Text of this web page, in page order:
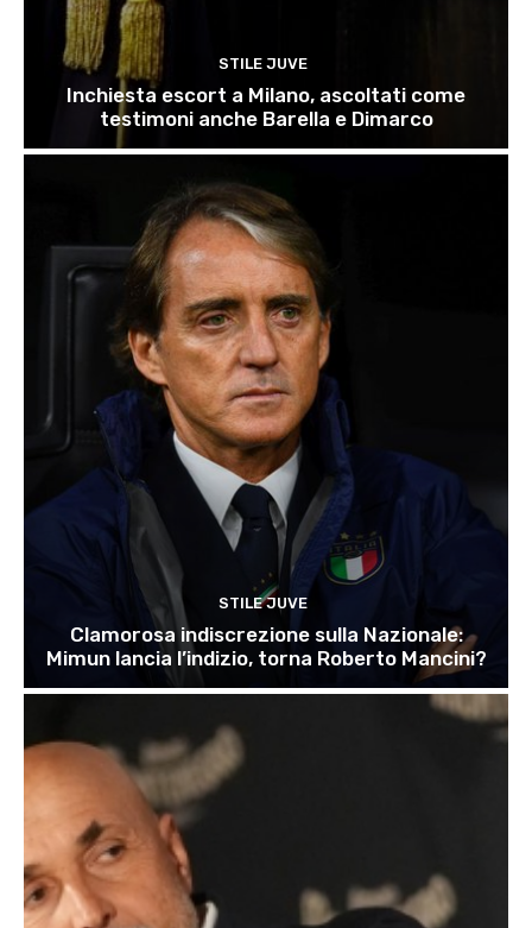
STILE JUVE
Inchiesta escort a Milano, ascoltati come
testimoni anche Barella e Dimarco
STILE JUVE
Clamorosa indiscrezione sulla Nazionale:
Mimun lancia l’indizio, torna Roberto Mancini?